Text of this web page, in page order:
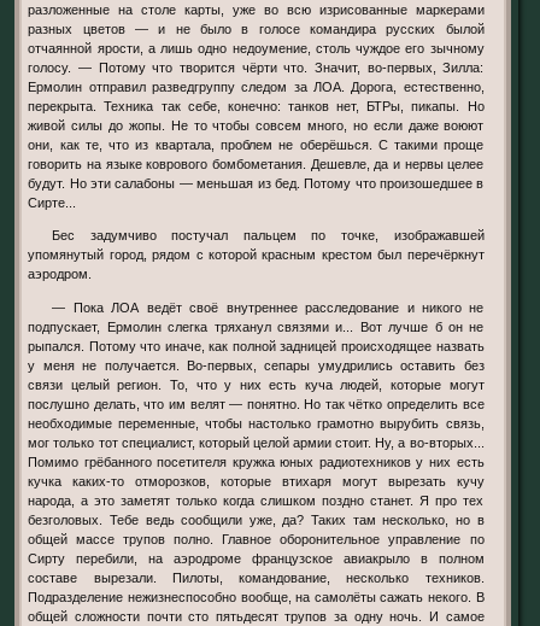
разложенные на столе карты, уже во всю изрисованные маркерами
разных цветов — и не было в голосе командира русских былой
отчаянной ярости, а лишь одно недоумение, столь чуждое его зычному
голосу. — Потому что творится чёрти что. Значит, во-первых, Зилла:
Ермолин отправил разведгруппу следом за ЛОА. Дорога, естественно,
перекрыта. Техника так себе, конечно: танков нет, БТРы, пикапы. Но
живой силы до жопы. Не то чтобы совсем много, но если даже воюют
они, как те, что из квартала, проблем не оберёшься. С такими проще
говорить на языке коврового бомбометания. Дешевле, да и нервы целее
будут. Но эти салабоны — меньшая из бед. Потому что произошедшее в
Сирте...
Бес задумчиво постучал пальцем по точке, изображавшей
упомянутый город, рядом с которой красным крестом был перечёркнут
аэродром.
— Пока ЛОА ведёт своё внутреннее расследование и никого не
подпускает, Ермолин слегка тряханул связями и... Вот лучше б он не
рыпался. Потому что иначе, как полной задницей происходящее назвать
у меня не получается. Во-первых, сепары умудрились оставить без
связи целый регион. То, что у них есть куча людей, которые могут
послушно делать, что им велят — понятно. Но так чётко определить все
необходимые переменные, чтобы настолько грамотно вырубить связь,
мог только тот специалист, который целой армии стоит. Ну, а во-вторых...
Помимо грёбанного посетителя кружка юных радиотехников у них есть
кучка каких-то отморозков, которые втихаря могут вырезать кучу
народа, а это заметят только когда слишком поздно станет. Я про тех
безголовых. Тебе ведь сообщили уже, да? Таких там несколько, но в
общей массе трупов полно. Главное оборонительное управление по
Сирту перебили, на аэродроме французское авиакрыло в полном
составе вырезали. Пилоты, командование, несколько техников.
Подразделение нежизнеспособно вообще, на самолёты сажать некого. В
общей сложности почти сто пятьдесят трупов за одну ночь. И самое